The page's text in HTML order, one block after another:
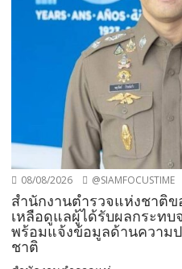
08/08/2026 @SIAMFOCUSTIME
สำนักงานตำรวจแห่งชาติ
เหลือดูแลผู้ได้รับผลกระท
พร้อมแจ้งข้อมูลด้านความ
ชาติ